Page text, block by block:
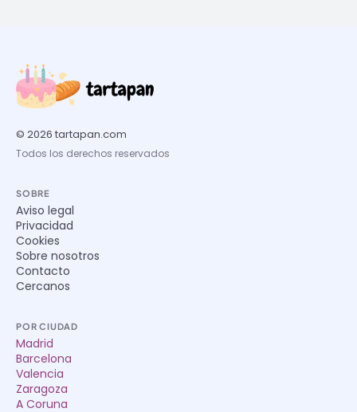
© 2026 tartapan.com
Todos los derechos reservados
SOBRE
Aviso legal
Privacidad
Cookies
Sobre nosotros
Contacto
Cercanos
POR CIUDAD
Madrid
Barcelona
Valencia
Zaragoza
A Coruna